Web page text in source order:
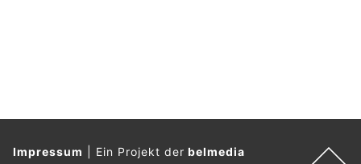
Impressum Ein Projekt derbelmedia